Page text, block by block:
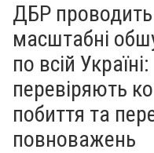
навчання зі
ефективного
29 липня
ДБР проводить
масштабні
по всій Україні:
перевіряють
побиття та
повноважень